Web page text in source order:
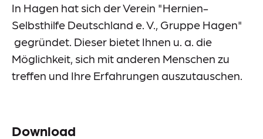
In Hagen hat sich der Verein "Hernien-
Selbsthilfe Deutschland e. V., Gruppe Hagen"
gegründet. Dieser bietet Ihnen u. a. die
Möglichkeit, sich mit anderen Menschen zu
treffen und Ihre Erfahrungen auszutauschen.
Download